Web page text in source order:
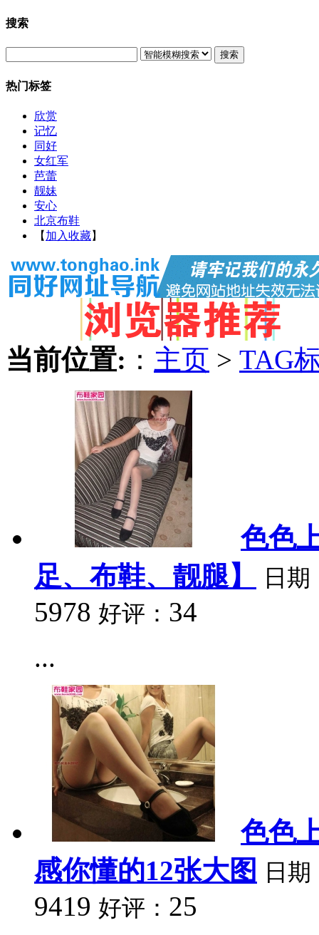
搜索
搜索
热门标签
欣赏
记忆
同好
女红军
芭蕾
靓妹
安心
北京布鞋
【 加入收藏】
当前位置: ： 主页 > TAG
色色
足、布鞋、靓腿】
日期
5978 好评： 34
...
色色
感你懂的12张大图
日期
9419 好评： 25